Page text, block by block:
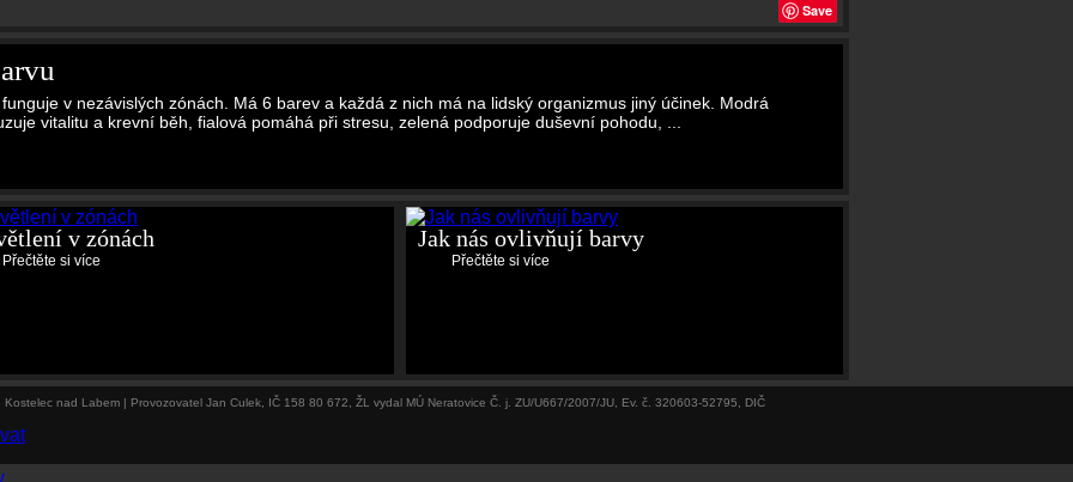
Save
v nezávislých zónách. Má 6 barev a každá z nich má na lidský organizmus jiný účinek. Modrá
vitalitu a krevní běh, fialová pomáhá při stresu, zelená podporuje duševní pohodu, ...
v zónách
Přečtěte si více
Jak nás ovlivňují barvy
Přečtěte si více
nad Labem | Provozovatel Jan Culek, IČ 158 80 672, ŽL vydal MÚ Neratovice Č. j. ZU/U667/2007/JU, Ev. č. 320603-52795, DIČ